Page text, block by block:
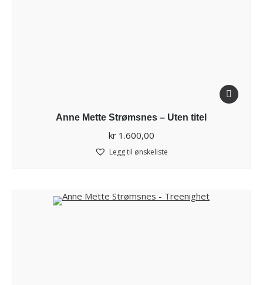
Anne Mette Strømsnes – Uten titel
kr1.600,00
Legg til ønskeliste